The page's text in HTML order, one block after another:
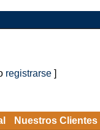
registrarse]
Nuestros Clientes